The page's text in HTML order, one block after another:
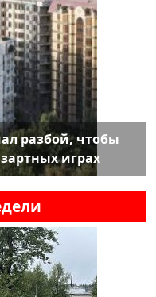
разбой, чтобы
играх